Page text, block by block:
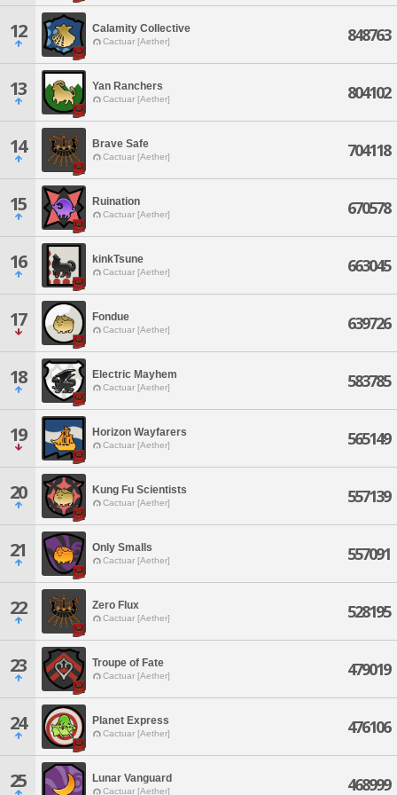
12 Calamity Collective
Cactuar [Aether] 848763
13 Yan Ranchers
Cactuar [Aether] 804102
14 Brave Safe
Cactuar [Aether] 704118
15 Ruination
Cactuar [Aether] 670578
16 kinkTsune
Cactuar [Aether] 663045
17 Fondue
Cactuar [Aether] 639726
18 Electric Mayhem
Cactuar [Aether] 583785
19 Horizon Wayfarers
Cactuar [Aether] 565149
20 Kung Fu Scientists
Cactuar [Aether] 557139
21 Only Smalls
Cactuar [Aether] 557091
22 Zero Flux
Cactuar [Aether] 528195
23 Troupe of Fate
Cactuar [Aether] 479019
24 Planet Express
Cactuar [Aether] 476106
25 Lunar Vanguard
Cactuar [Aether] 468999